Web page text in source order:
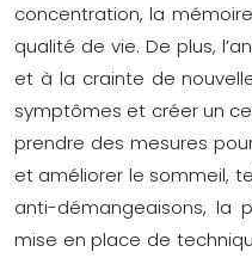
concentration, la
qualité de vie. De plus,
et à la crainte de
symptômes et créer un
prendre des mesures
et améliorer le sommeil,
anti-démangeaisons, la
mise en place de